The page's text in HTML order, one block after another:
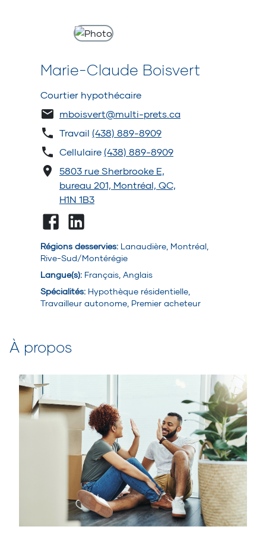
Marie-Claude Boisvert
Courtier hypothécaire
mboisvert@multi-prets.ca
Travail (438) 889-8909
Cellulaire (438) 889-8909
5803 rue Sherbrooke E,
bureau 201, Montréal, QC,
H1N 1B3
Régions desservies: Lanaudière, Montréal,
Rive-Sud/Montérégie
Langue(s): Français, Anglais
Spécialités: Hypothèque résidentielle,
Travailleur autonome, Premier acheteur
À propos